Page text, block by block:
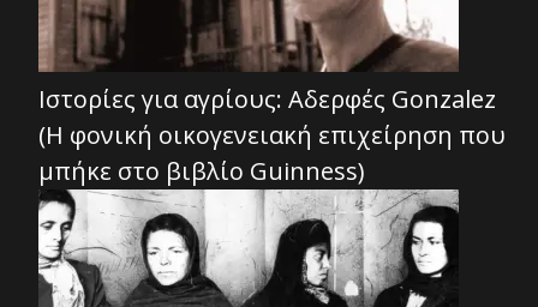
Ιστορίες για αγρίους: Αδερφές Gonzalez
(Η φονική οικογενειακή επιχείρηση που
μπήκε στο βιβλίο Guinness)